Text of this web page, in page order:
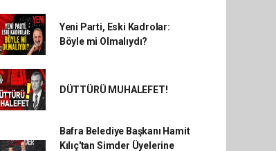
Yeni Parti, Eski Kadrolar:
Böyle mi Olmalıydı?
DÜTTÜRÜ MUHALEFET!
Bafra Belediye Başkanı Hamit
Kılıç'tan Simder Üyelerine